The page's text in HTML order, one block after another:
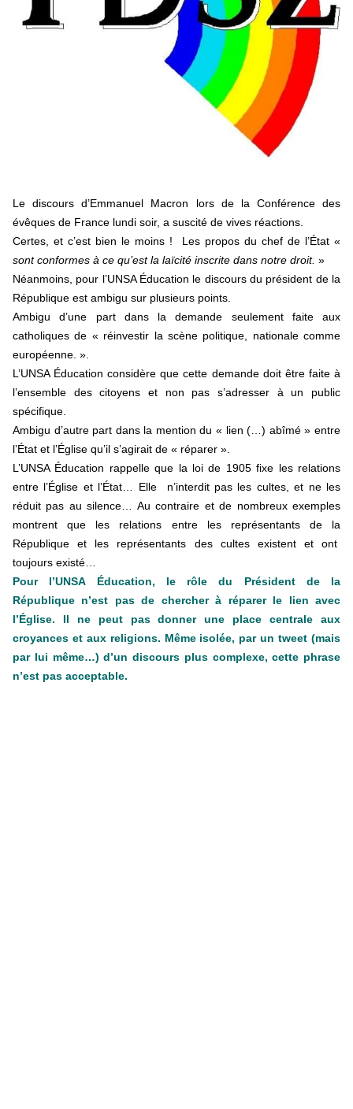
25 juin 2026
En Hongrie, le conservateur Peter Magyar et son parti
Tisza "Respect et liberté" ont remporté une large victoire,
contre le premier ministre sortant, Viktor Orban,…
Le discours d’Emmanuel Macron lors de la Conférence des
évêques de France lundi soir, a suscité de vives réactions.
Certes, et c’est bien le moins ! Les propos du chef de l’État «
sont conformes à ce qu’est la laïcité inscrite dans notre droit. »
Néanmoins, pour l’UNSA Éducation le discours du président de la
République est ambigu sur plusieurs points.
Ambigu d’une part dans la demande seulement faite aux
catholiques de « réinvestir la scène politique, nationale comme
européenne. ».
L’UNSA Éducation considère que cette demande doit être faite à
l’ensemble des citoyens et non pas s’adresser à un public
spécifique.
Ambigu d’autre part dans la mention du « lien (…) abîmé » entre
l’État et l’Église qu’il s’agirait de « réparer ».
L’UNSA Éducation rappelle que la loi de 1905 fixe les relations
entre l’Église et l’État… Elle n’interdit pas les cultes, et ne les
réduit pas au silence… Au contraire et de nombreux exemples
montrent que les relations entre les représentants de la
République et les représentants des cultes existent et ont
toujours existé…
Pour l’UNSA Éducation, le rôle du Président de la
République n’est pas de chercher à réparer le lien avec
l’Église. Il ne peut pas donner une place centrale aux
croyances et aux religions. Même isolée, par un tweet (mais
par lui même…) d’un discours plus complexe, cette phrase
n’est pas acceptable.